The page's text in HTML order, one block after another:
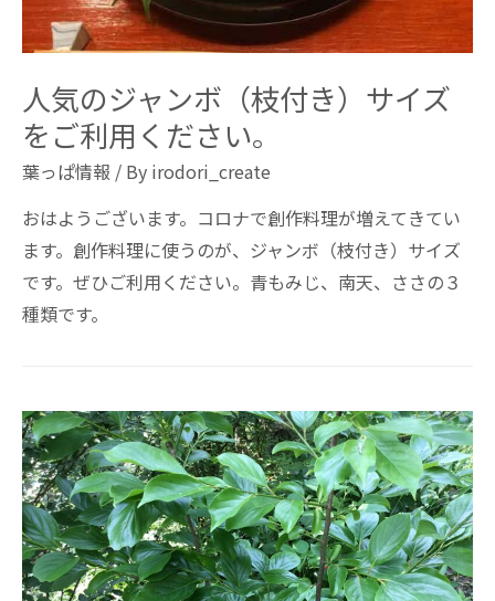
人気のジャンボ（枝付き）サイズ
をご利用ください。
葉っぱ情報 / By irodori_create
おはようございます。コロナで創作料理が増えてきてい
ます。創作料理に使うのが、ジャンボ（枝付き）サイズ
です。ぜひご利用ください。青もみじ、南天、ささの３
種類です。